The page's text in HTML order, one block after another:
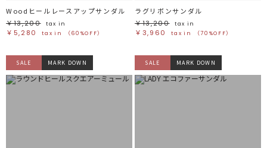
Woodヒールレースアップサンダル
￥13,200
tax in
￥5,280 tax in （60%OFF）
ラグリボンサンダル
￥13,200
tax in
￥3,960 tax in （70%OFF）
SALE MARK DOWN SALE MARK DOWN